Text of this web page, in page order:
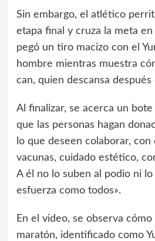
Sin embargo, el atlético
etapa final y cruza la meta en
pegó un tiro macizo con el
hombre mientras muestra
can, quien descansa
Al finalizar, se acerca un bote
que las personas hagan
lo que deseen colaborar, con
vacunas, cuidado estético,
A él no lo suben al podio ni
esfuerza como todos».
En el video, se observa
maratón, identificado como